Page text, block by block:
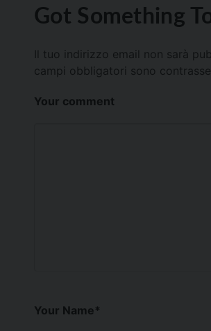
Got Something
Il tuo indirizzo email non sarà
campi obbligatori sono
Your comment
Your Name*